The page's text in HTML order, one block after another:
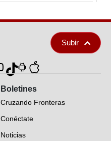
Subir
Boletines
Cruzando Fronteras
Conéctate
Noticias